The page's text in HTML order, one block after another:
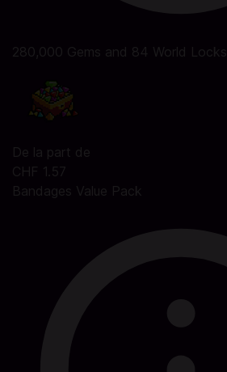
280,000 Gems and 84 World Locks.
De la part de
CHF 1.57
Bandages Value Pack